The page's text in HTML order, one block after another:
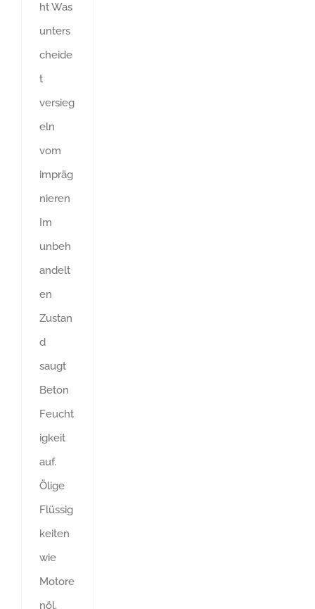
ht Was
unters
cheide
t
versieg
eln
vom
impräg
nieren
Im
unbeh
andelt
en
Zustan
d
saugt
Beton
Feucht
igkeit
auf.
Ölige
Flüssig
keiten
wie
Motore
nöl,